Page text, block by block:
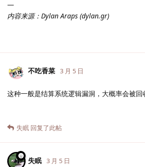
—
内容来源：Dylan Araps (dylan.gr)
不吃香菜 3 月 5 日
这种一般是结算系统逻辑漏洞，大概率会被回
失眠 回复了此帖
失眠 3 月 5 日